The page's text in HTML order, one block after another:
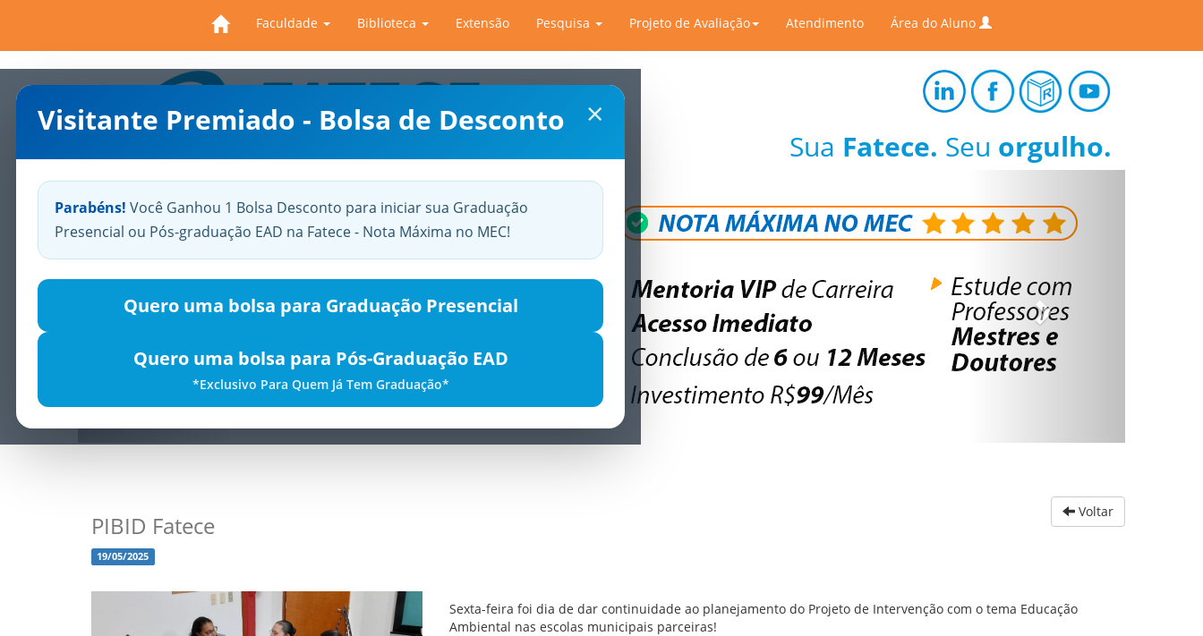
Faculdade Biblioteca Extensão Pesquisa Projeto de Avaliação Atendimento Área do Aluno
×
Visitante Premiado - Bolsa de Desconto
Parabéns! Você Ganhou 1 Bolsa Desconto para iniciar sua Graduação
Presencial ou Pós-graduação EAD na Fatece - Nota Máxima no MEC!
Quero uma bolsa para Graduação Presencial
Quero uma bolsa para Pós-Graduação EAD
*Exclusivo Para Quem Já Tem Graduação*
Sua Fatece. Seu orgulho.
Previous
PIBID Fatece
19/05/2025
Voltar
Sexta-feira foi dia de dar continuidade ao planejamento do Projeto de Intervenção com o tema Educação
Ambiental nas escolas municipais parceiras!